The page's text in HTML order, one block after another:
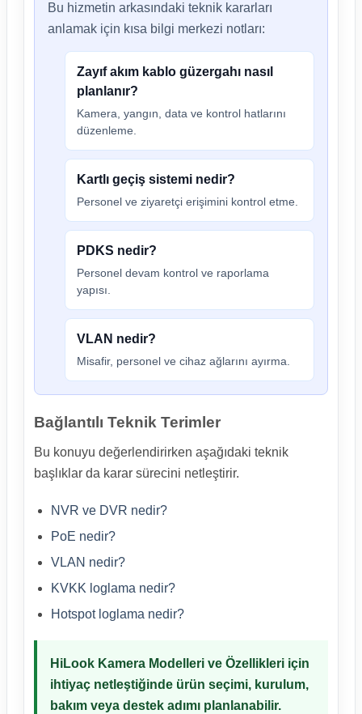
Bu hizmetin arkasındaki teknik kararları
anlamak için kısa bilgi merkezi notları:
Zayıf akım kablo güzergahı nasıl
planlanır?
Kamera, yangın, data ve kontrol hatlarını
düzenleme.
Kartlı geçiş sistemi nedir?
Personel ve ziyaretçi erişimini kontrol etme.
PDKS nedir?
Personel devam kontrol ve raporlama
yapısı.
VLAN nedir?
Misafir, personel ve cihaz ağlarını ayırma.
Bağlantılı Teknik Terimler
Bu konuyu değerlendirirken aşağıdaki teknik
başlıklar da karar sürecini netleştirir.
NVR ve DVR nedir?
PoE nedir?
VLAN nedir?
KVKK loglama nedir?
Hotspot loglama nedir?
HiLook Kamera Modelleri ve Özellikleri için
ihtiyaç netleştiğinde ürün seçimi, kurulum,
bakım veya destek adımı planlanabilir.